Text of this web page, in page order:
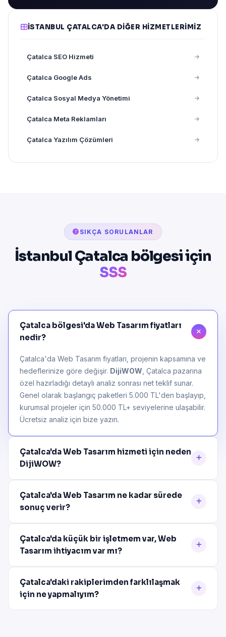
İSTANBUL ÇATALCA'DA DIĞER HIZMETLERIMIZ
Çatalca SEO Hizmeti
Çatalca Google Ads
Çatalca Sosyal Medya Yönetimi
Çatalca Meta Reklamları
Çatalca Yazılım Çözümleri
SIKÇA SORULANLAR
İstanbul Çatalca bölgesi için
SSS
Çatalca bölgesi'da Web Tasarım fiyatları
nedir?
Çatalca'da Web Tasarım fiyatları, projenin kapsamına ve
hedeflerinize göre değişir. DijiWOW , Çatalca pazarına
özel hazırladığı detaylı analiz sonrası net teklif sunar.
Genel olarak başlangıç paketleri 5.000 TL'den başlayıp,
kurumsal projeler için 50.000 TL+ seviyelerine ulaşabilir.
Ücretsiz analiz için bize yazın.
Çatalca'da Web Tasarım hizmeti için neden
DijiWOW?
Çatalca'da Web Tasarım ne kadar sürede
sonuç verir?
Çatalca'da küçük bir işletmem var, Web
Tasarım ihtiyacım var mı?
Çatalca'daki rakiplerimden farklılaşmak
için ne yapmalıyım?